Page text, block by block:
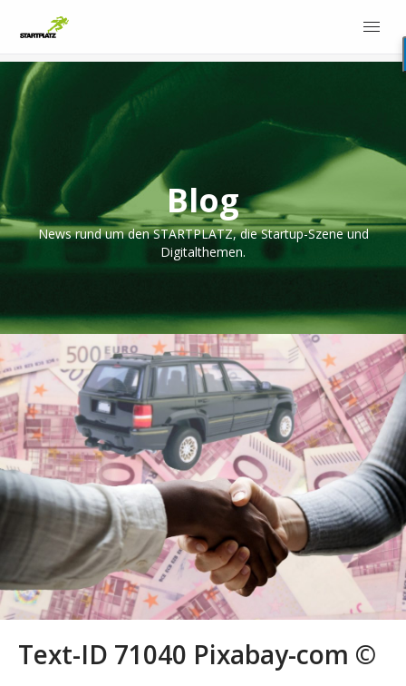
Blog
News rund um den STARTPLATZ, die Startup-Szene und
Digitalthemen.
Text-ID 71040 Pixabay-com ©